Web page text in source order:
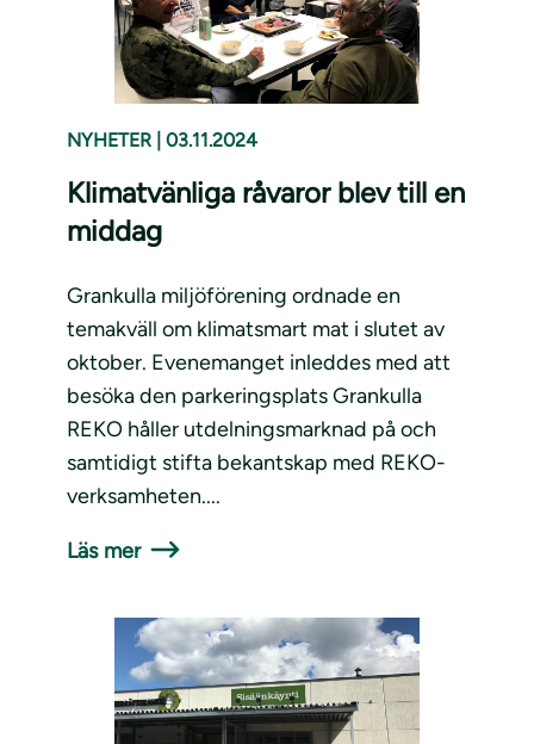
NYHETER 03.11.2024
Klimatvänliga råvaror blev till en
middag
Grankulla miljöförening ordnade en
temakväll om klimatsmart mat i slutet av
oktober. Evenemanget inleddes med att
besöka den parkeringsplats Grankulla
REKO håller utdelningsmarknad på och
samtidigt stifta bekantskap med REKO-
verksamheten....
Läs mer